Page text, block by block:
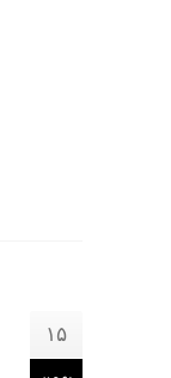
۱۵